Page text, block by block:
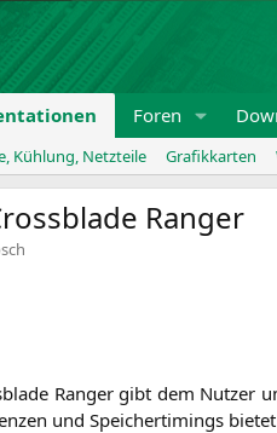
Foren
Kühlung, Netzteile Grafikkarten
Ranger
Ran­ger gibt dem Nut­zer
und Spei­cher­ti­mings